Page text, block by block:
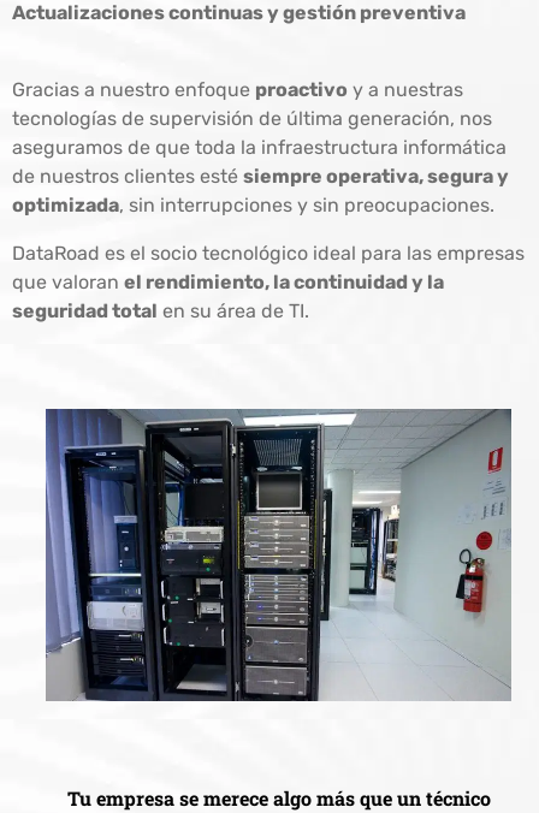
Actualizaciones continuas y gestión preventiva
Gracias a nuestro enfoque proactivo y a nuestras
tecnologías de supervisión de última generación, nos
aseguramos de que toda la infraestructura informática
de nuestros clientes esté siempre operativa, segura y
optimizada, sin interrupciones y sin preocupaciones.
DataRoad es el socio tecnológico ideal para las empresas
que valoran el rendimiento, la continuidad y la
seguridad total en su área de TI.
Tu empresa se merece algo más que un técnico